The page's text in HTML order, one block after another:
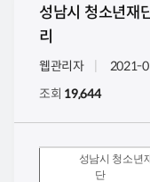
성남시 청소년재
리
웹관리자
2021-
조회 19,644
성남시 청소년
단